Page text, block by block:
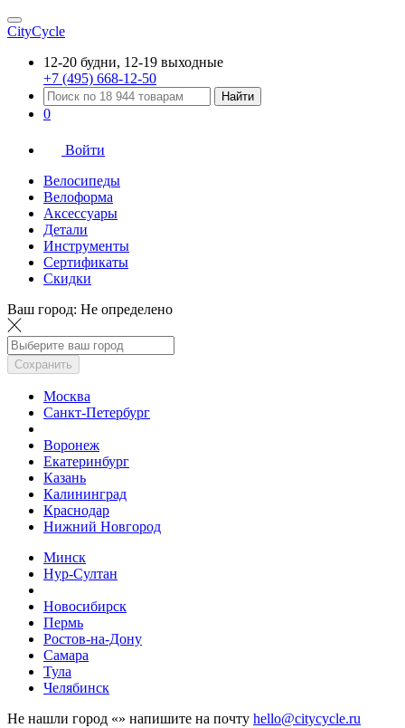
CityCycle
12-20 будни, 12-19 выходные
+7 (495) 668-12-50
Найти
0
Войти
Велосипеды
Велоформа
Аксессуары
Детали
Инструменты
Сертификаты
Скидки
Ваш город: Не определено
Сохранить
Москва
Санкт-Петербург
Воронеж
Екатеринбург
Казань
Калининград
Краснодар
Нижний Новгород
Минск
Нур-Султан
Новосибирск
Пермь
Ростов-на-Дону
Самара
Тула
Челябинск
Не нашли город «» напишите на почту hello@citycycle.ru